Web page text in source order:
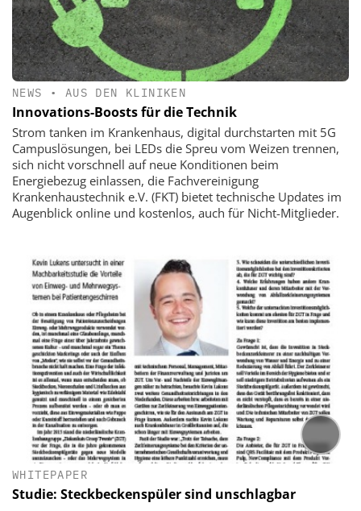
NEWS • AUS DEN KLINIKEN
Innovations-Boosts für die Technik
Strom tanken im Krankenhaus, digital durchstarten mit 5G
Campuslösungen, bei LEDs die Spreu vom Weizen trennen,
sich nicht vorschnell auf neue Konditionen beim
Energiebezug einlassen, die Fachvereinigung
Krankenhaustechnik e.V. (FKT) bietet technische Updates im
Augenblick online und kostenlos, auch für Nicht-Mitglieder.
WHITEPAPER
Studie: Steckbeckenspüler sind unschlagbar